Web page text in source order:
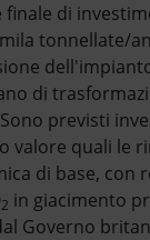
di
tonnellate/
di
previsti
valore quali le
di base,
2 in giacimento
Governo